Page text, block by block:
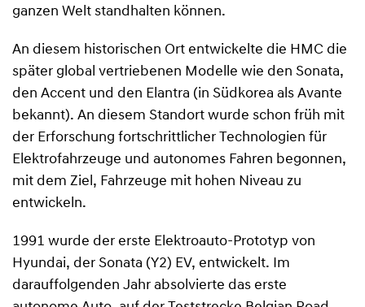
ganzen Welt standhalten können.
An diesem historischen Ort entwickelte die HMC die
später global vertriebenen Modelle wie den Sonata,
den Accent und den Elantra (in Südkorea als Avante
bekannt). An diesem Standort wurde schon früh mit
der Erforschung fortschrittlicher Technologien für
Elektrofahrzeuge und autonomes Fahren begonnen,
mit dem Ziel, Fahrzeuge mit hohen Niveau zu
entwickeln.
1991 wurde der erste Elektroauto-Prototyp von
Hyundai, der Sonata (Y2) EV, entwickelt. Im
darauffolgenden Jahr absolvierte das erste